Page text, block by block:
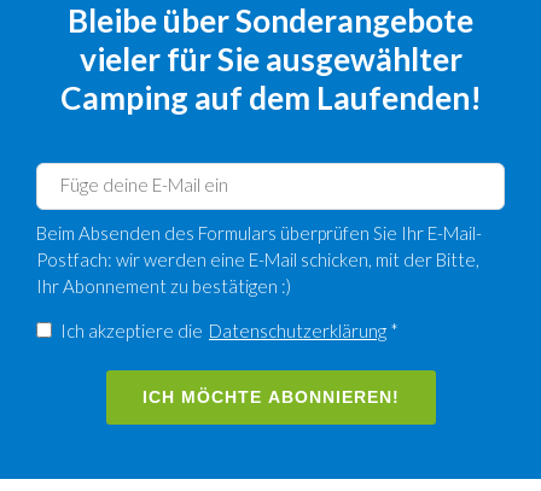
Bleibe über Sonderangebote
vieler für Sie ausgewählter
Camping auf dem Laufenden!
Beim Absenden des Formulars überprüfen Sie Ihr E-Mail-
Postfach: wir werden eine E-Mail schicken, mit der Bitte,
Ihr Abonnement zu bestätigen :)
Ich akzeptiere die Datenschutzerklärung *
ICH MÖCHTE ABONNIEREN!